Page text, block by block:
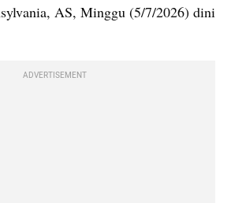
AS, Minggu (5/7/2026) dini
ADVERTISEMENT